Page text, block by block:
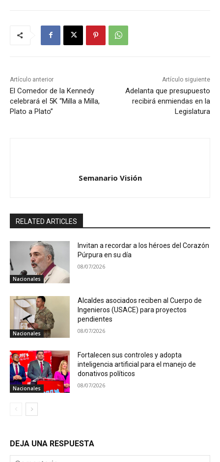
Artículo anterior
El Comedor de la Kennedy
celebrará el 5K “Milla a Milla,
Plato a Plato”
Artículo siguiente
Adelanta que presupuesto
recibirá enmiendas en la
Legislatura
Semanario Visión
RELATED ARTICLES
Nacionales
Invitan a recordar a los héroes del Corazón
Púrpura en su día
08/07/2026
Nacionales
Alcaldes asociados reciben al Cuerpo de
Ingenieros (USACE) para proyectos
pendientes
08/07/2026
Nacionales
Fortalecen sus controles y adopta
inteligencia artificial para el manejo de
donativos políticos
08/07/2026
DEJA UNA RESPUESTA